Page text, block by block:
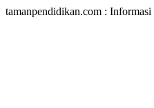
tamanpendidikan.com :